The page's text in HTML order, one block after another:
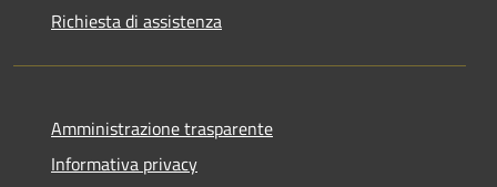
Richiesta di assistenza
Amministrazione trasparente
Informativa privacy